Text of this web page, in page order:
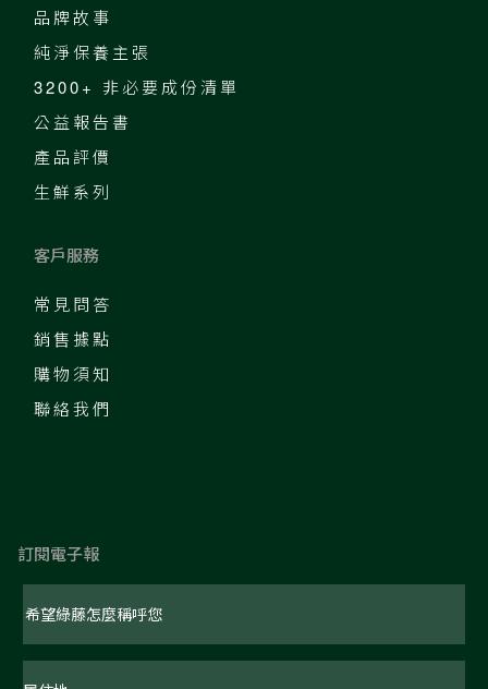
品牌故事
純淨保養主張
3200+ 非必要成份清單
公益報告書
產品評價
生鮮系列
客戶服務
常見問答
銷售據點
購物須知
聯絡我們
訂閱電子報